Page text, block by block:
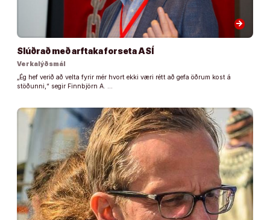
arrow_forward
Slúðrað með arftaka forseta ASÍ
Verkalýðsmál
„Ég hef verið að velta fyrir mér hvort ekki væri rétt að gefa öðrum kost á
stöðunni,“ segir Finnbjörn A. …